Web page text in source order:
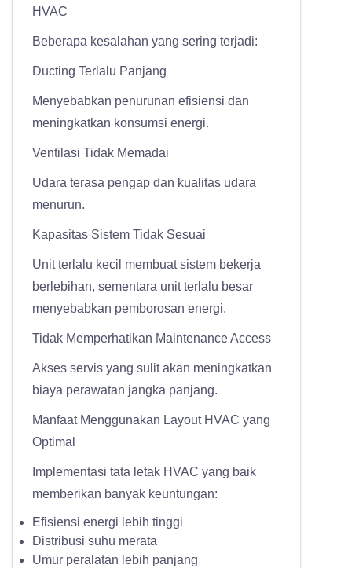
HVAC
Beberapa kesalahan yang sering terjadi:
Ducting Terlalu Panjang
Menyebabkan penurunan efisiensi dan
meningkatkan konsumsi energi.
Ventilasi Tidak Memadai
Udara terasa pengap dan kualitas udara
menurun.
Kapasitas Sistem Tidak Sesuai
Unit terlalu kecil membuat sistem bekerja
berlebihan, sementara unit terlalu besar
menyebabkan pemborosan energi.
Tidak Memperhatikan Maintenance Access
Akses servis yang sulit akan meningkatkan
biaya perawatan jangka panjang.
Manfaat Menggunakan Layout HVAC yang
Optimal
Implementasi tata letak HVAC yang baik
memberikan banyak keuntungan:
Efisiensi energi lebih tinggi
Distribusi suhu merata
Umur peralatan lebih panjang